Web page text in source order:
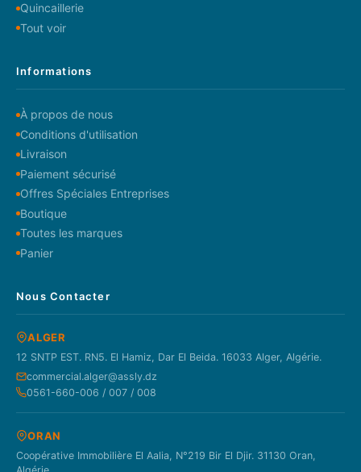
Quincaillerie
Tout voir
Informations
À propos de nous
Conditions d'utilisation
Livraison
Paiement sécurisé
Offres Spéciales Entreprises
Boutique
Toutes les marques
Panier
Nous Contacter
ALGER
12 SNTP EST. RN5. El Hamiz, Dar El Beida. 16033 Alger, Algérie.
commercial.alger@assly.dz
0561-660-006 / 007 / 008
ORAN
Coopérative Immobilière El Aalia, N°219 Bir El Djir. 31130 Oran,